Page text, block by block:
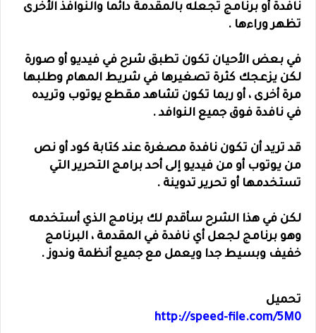
نافدة أو برنامج تجعله بالمقدمة دائما والنوافذ الأخرى
تظهر وراءها .
في بعض الأحيان تكون تطبق شرح في فيديو أو صورة
لكن يزعجك كثرة تصغيرها في شريط المهام وطلبها
مرة أخرى ، أو ربما تكون تشاهد مقطع يوتوب وتريده
في نافدة فوق جميع النوافد .
قد تريد أن تكون نافدة مصغرة عند كتابة كود أو نص
من يوتوب أو من فيديو إلى أحد برامج التحرير التي
تستخدمها أو تحرير تدوينة .
لكن في هذا الشرح سأقدم لك برنامج الذي أستخدمه
وهو برنامج لجعل أي نافدة في المقدمة ، البرنامج
خفيف وبسيط جدا ويعمل مع جميع أنظمة وندوز .
تحميل
http://speed-file.com/5M0